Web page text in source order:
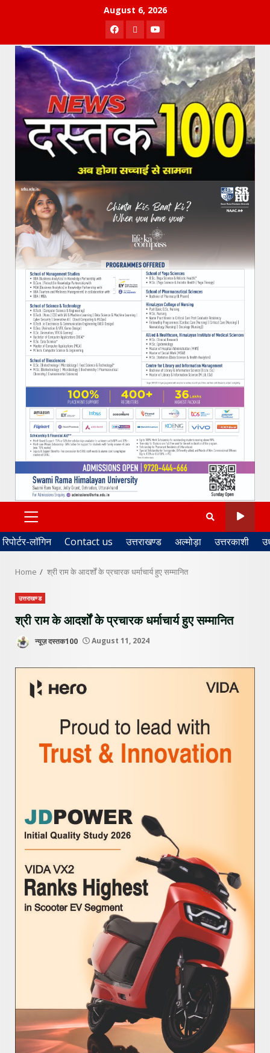
August 6, 2026
Facebook
TwitterYoutube
PRIMARY
MENU
रिपोर्टर-लॉगिन Contact us उत्तराखण्ड अल्मोड़ा उत्तरकाशी
Home श्री राम के आदर्शों के प्रचारक धर्माचार्य हुए सम्मानित
उत्तराखण्ड
श्री राम के आदर्शों के प्रचारक धर्माचार्य हुए सम्मानित
न्यूज़ दस्तक100 August 11, 2024